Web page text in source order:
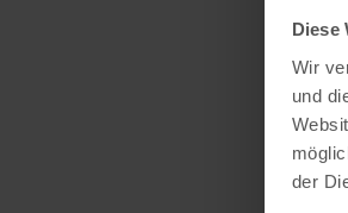
Diese
Wir
und
der